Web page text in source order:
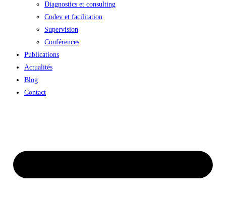
Diagnostics et consulting
Codev et facilitation
Supervision
Conférences
Publications
Actualités
Blog
Contact